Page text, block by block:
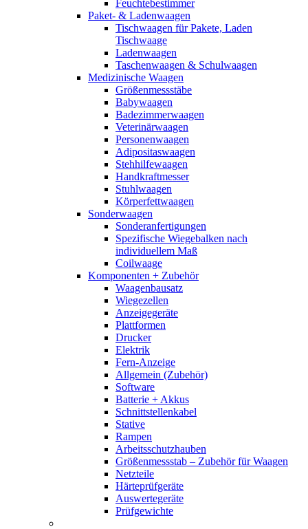
Feuchtebestimmer
Paket- & Ladenwaagen
Tischwaagen für Pakete, Laden
Tischwaage
Ladenwaagen
Taschenwaagen & Schulwaagen
Medizinische Waagen
Größenmessstäbe
Babywaagen
Badezimmerwaagen
Veterinärwaagen
Personenwaagen
Adipositaswaagen
Stehhilfewaagen
Handkraftmesser
Stuhlwaagen
Körperfettwaagen
Sonderwaagen
Sonderanfertigungen
Spezifische Wiegebalken nach
individuellem Maß
Coilwaage
Komponenten + Zubehör
Waagenbausatz
Wiegezellen
Anzeigegeräte
Plattformen
Drucker
Elektrik
Fern-Anzeige
Allgemein (Zubehör)
Software
Batterie + Akkus
Schnittstellenkabel
Stative
Rampen
Arbeitsschutzhauben
Größenmessstab – Zubehör für Waagen
Netzteile
Härteprüfgeräte
Auswertegeräte
Prüfgewichte